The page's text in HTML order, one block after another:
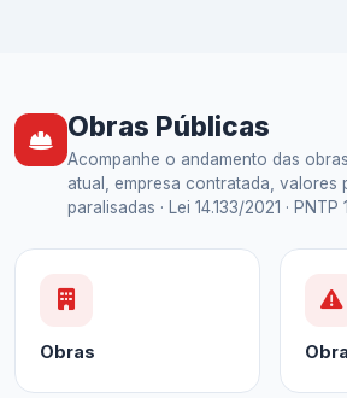
Obras Públicas
Acompanhe o andamento das
atual, empresa contratada, valores
paralisadas · Lei 14.133/2021 · PNTP
Obras